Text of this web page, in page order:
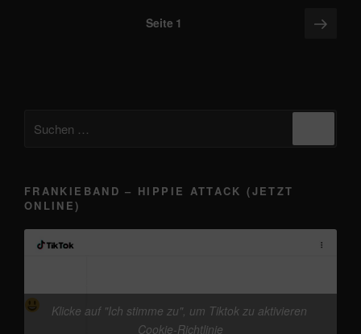
Seitennummerierung
Seite 1
nach:
FRANKIEBAND – HIPPIE ATTACK (JETZT
ONLINE)
vor dem 13.08. „Auf der Brücke nach
Fehmarn - frankieband“ Release, gibts schon die
Klicke auf "Ich stimme zu", um Tiktok zu aktivieren
Cookie-Richtlinie